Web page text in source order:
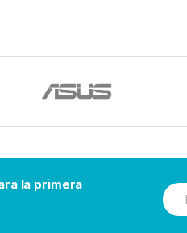
la primera
N
e
w